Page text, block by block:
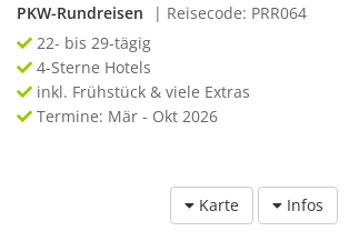
PKW-Rundreisen
| Reisecode: PRR064
22- bis 29-tägig
4-Sterne Hotels
inkl. Frühstück & viele Extras
Termine: Mär - Okt 2026
Karte Infos